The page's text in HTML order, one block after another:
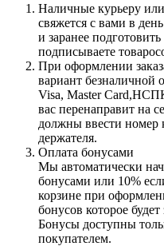
Наличные курьеру
свяжется с вами в
и заранее
подписываете
При оформлении
вариант
Visa, Master
вас перенаправит на
должны ввести номер
держателя.
Оплата бонусами
Мы автоматически
бонусами или 10%
корзине при
бонусов которое
Бонусы доступны
покупателем.